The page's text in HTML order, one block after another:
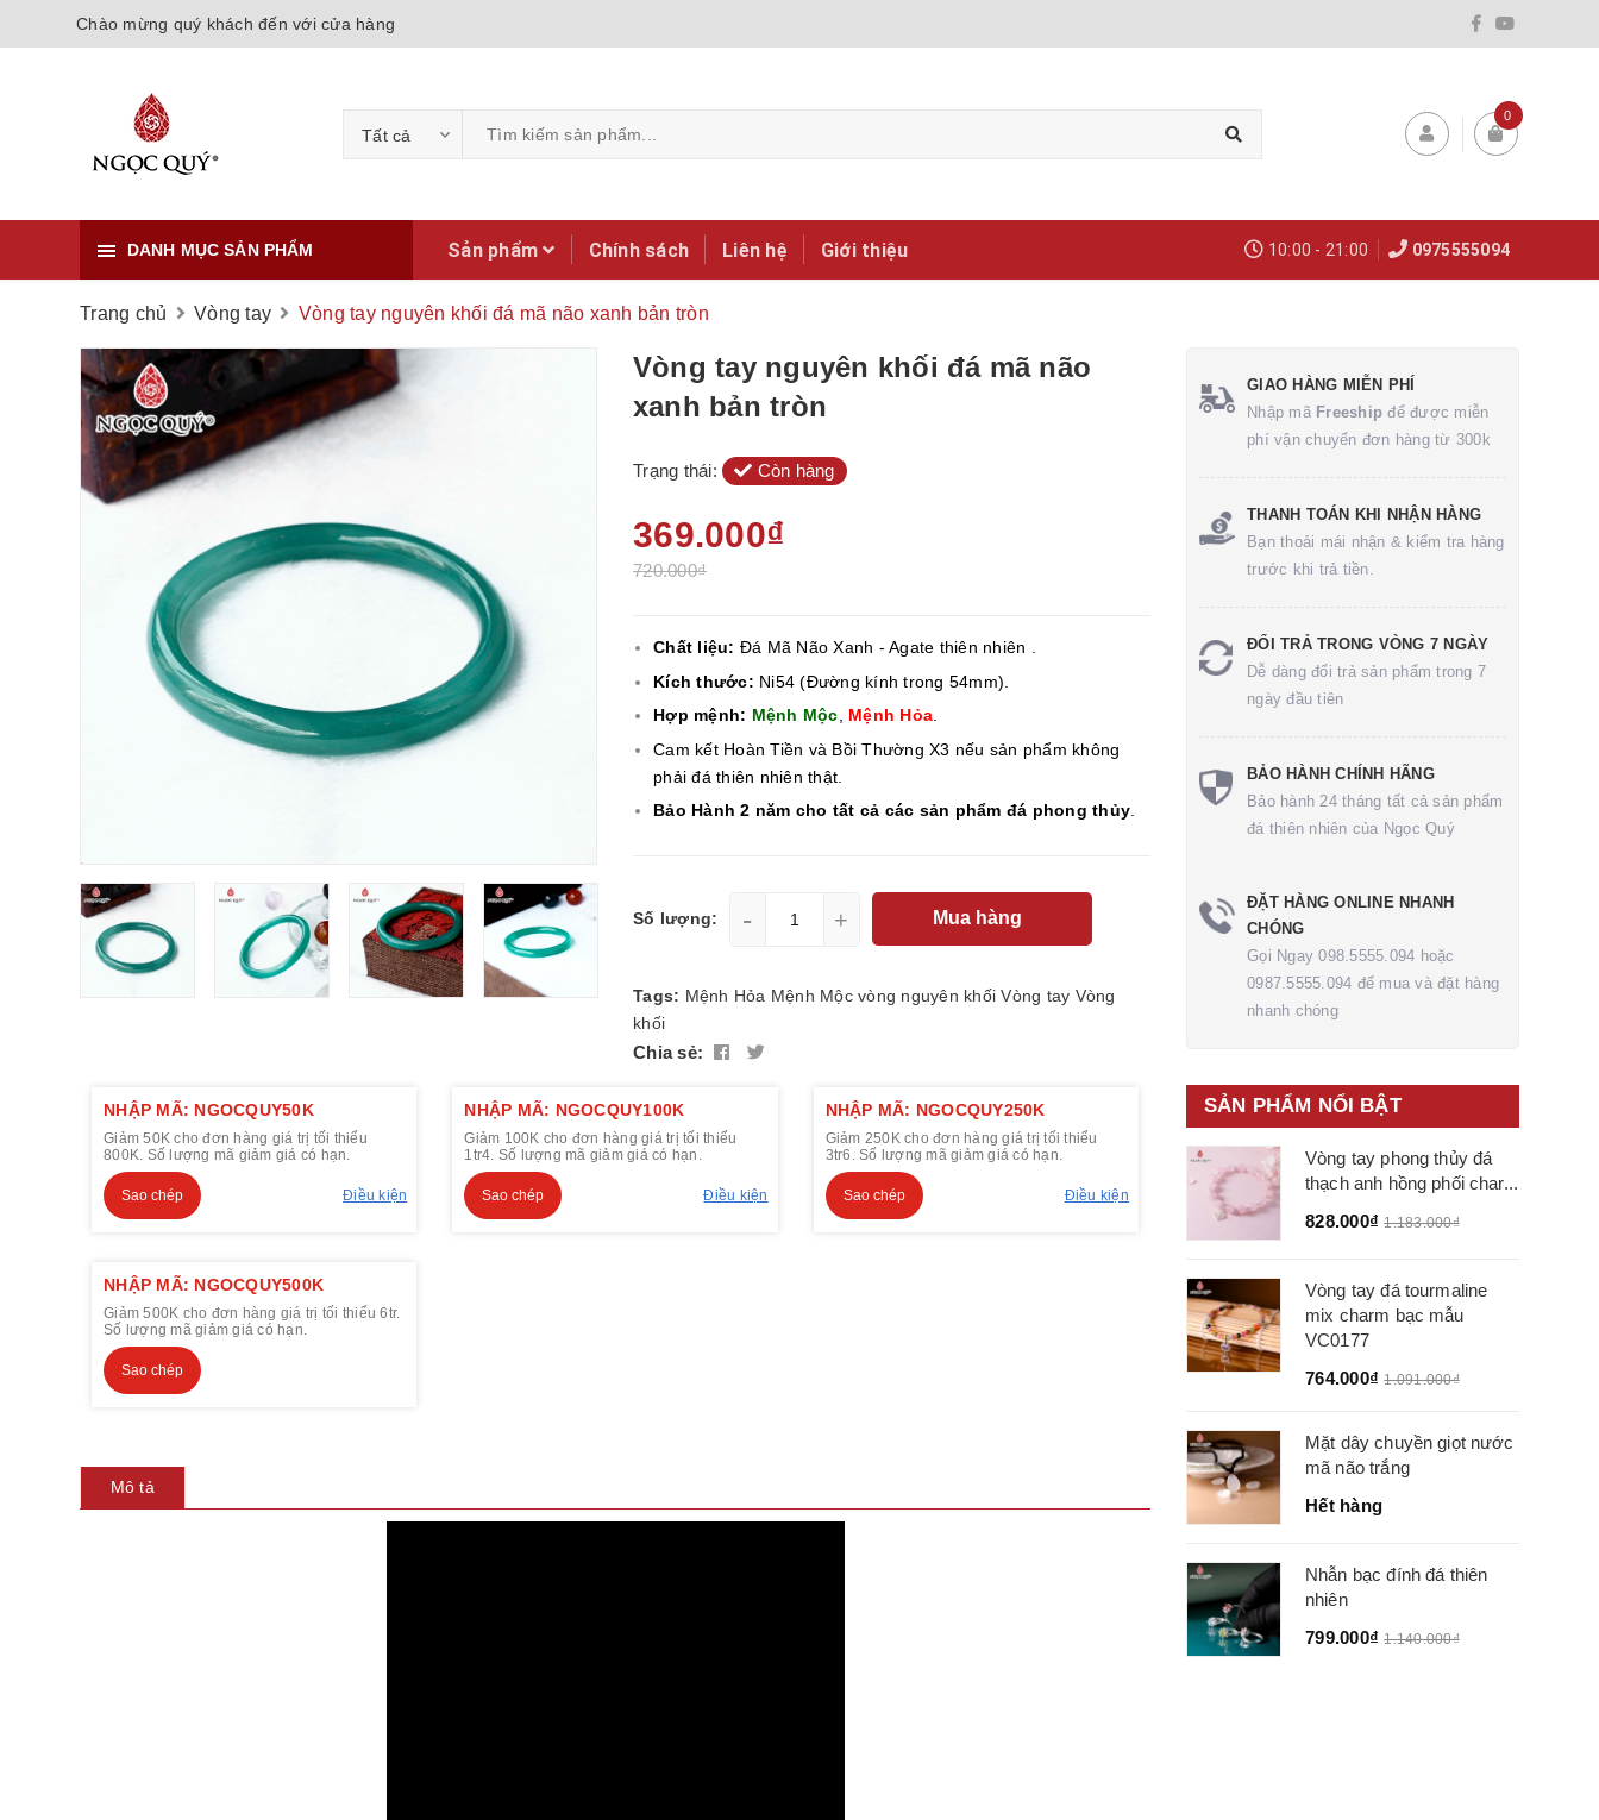
Chào mừng quý khách đến với cửa hàng
Tất cả
0
DANH MỤC SẢN PHẨM Sản phẩm Chính sách Liên hệ Giới thiệu 10:00 - 21:00 0975555094
Trang chủ Vòng tay Vòng tay nguyên khối đá mã não xanh bản tròn
Vòng tay nguyên khối đá mã não
xanh bản tròn
Trạng thái: Còn hàng
369.000₫
720.000₫
Chất liệu: Đá Mã Não Xanh - Agate thiên nhiên .
Kích thước: Ni54 (Đường kính trong 54mm).
Hợp mệnh: Mệnh Mộc Mệnh Hỏa
Cam kết Hoàn Tiền và Bồi Thường X3 nếu sản phẩm không
phải đá thiên nhiên thật.
Bảo Hành 2 năm cho tất cả các sản phẩm đá phong thủy.
Số lượng: - + Mua hàng
Tags: Mệnh Hỏa Mệnh Mộc vòng nguyên khối Vòng tay Vòng
khối
Chia sẻ:
NHẬP MÃ: NGOCQUY50K
Giảm 50K cho đơn hàng giá trị tối thiểu
800K. Số lượng mã giảm giá có hạn.
Sao chép Điều kiện
NHẬP MÃ: NGOCQUY100K
Giảm 100K cho đơn hàng giá trị tối thiểu
1tr4. Số lượng mã giảm giá có hạn.
Sao chép Điều kiện
NHẬP MÃ: NGOCQUY250K
Giảm 250K cho đơn hàng giá trị tối thiểu
3tr6. Số lượng mã giảm giá có hạn.
Sao chép Điều kiện
NHẬP MÃ: NGOCQUY500K
Giảm 500K cho đơn hàng giá trị tối thiểu 6tr.
Số lượng mã giảm giá có hạn.
Sao chép
Mô tả
GIAO HÀNG MIỄN PHÍ
Nhập mã Freeship để được miễn
phí vận chuyển đơn hàng từ 300k
THANH TOÁN KHI NHẬN HÀNG
Bạn thoải mái nhận & kiểm tra hàng
trước khi trả tiền.
ĐỔI TRẢ TRONG VÒNG 7 NGÀY
Dễ dàng đổi trả sản phẩm trong 7
ngày đầu tiên
BẢO HÀNH CHÍNH HÃNG
Bảo hành 24 tháng tất cả sản phẩm
đá thiên nhiên của Ngọc Quý
ĐẶT HÀNG ONLINE NHANH
CHÓNG
Gọi Ngay 098.5555.094 hoặc
0987.5555.094 để mua và đặt hàng
nhanh chóng
SẢN PHẨM NỔI BẬT
Vòng tay phong thủy đá
thạch anh hồng phối char...
828.000₫ 1.183.000₫
Vòng tay đá tourmaline
mix charm bạc mẫu
VC0177
764.000₫ 1.091.000₫
Mặt dây chuyền giọt nước
mã não trắng
Hết hàng
Nhẫn bạc đính đá thiên
nhiên
799.000₫ 1.140.000₫